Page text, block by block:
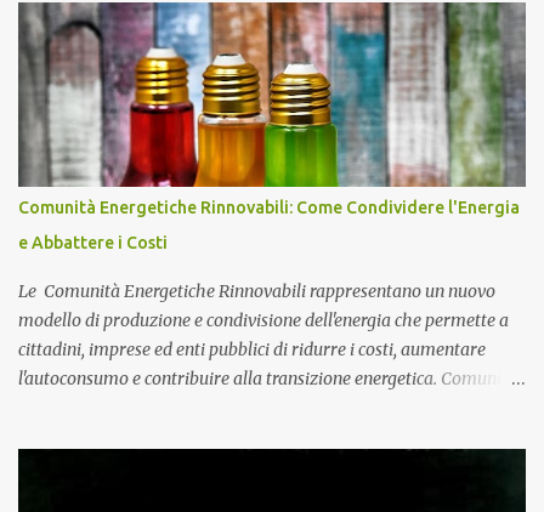
a 200 persone in totale sicurezza e comfort. Impianto Fotovoltaico
da 36 kWp Grid-Connected Per completare l'efficentamento
energetico e ridurre drasticamente i costi di gestione dell'immobile,
abbiamo inoltre installato un potente impianto fotovoltaico da 36
kWp in configurazione grid-connected senza accumulo. Il sistema
si compone di 80 moduli fotovoltaici di ultima generazione ad alta
efficienza e di inverter trifase di primaria marca, collegati alle
protezioni di stringa e ai quadri elettrici dedicati. Un intervento
strategico che consente al locale commerciale di autoprodurre ...
Comunità Energetiche Rinnovabili: Come Condividere l'Energia
e Abbattere i Costi
Le Comunità Energetiche Rinnovabili rappresentano un nuovo
modello di produzione e condivisione dell'energia che permette a
cittadini, imprese ed enti pubblici di ridurre i costi, aumentare
l'autoconsumo e contribuire alla transizione energetica. Comunità